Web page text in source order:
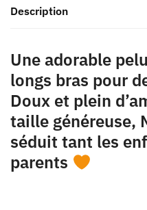
Description
Une adorable
longs bras pour
Doux et plein
taille généreuse,
séduit tant les
parents